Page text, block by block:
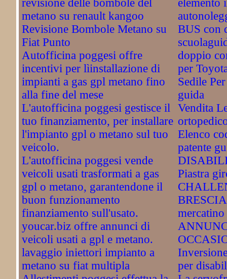
revisione delle bombole del
metano su renault kangoo
Revisione Bombole Metano su
Fiat Punto
Autofficina poggesi offre
incentivi per lìinstallazione di
impianti a gas gpl metano fino
alla fine del mese
L'autofficina poggesi gestisce il
tuo finanziamento, per installare
l'impianto gpl o metano sul tuo
veicolo.
L'autofficina poggesi vende
veicoli usati trasformati a gas
gpl o metano, garantendone il
buon funzionamento
finanziamento sull'usato.
youcar.biz offre annunci di
veicoli usati a gpl e metano.
lavaggio iniettori impianto a
metano su fiat multipla
elemento
BUS con
doppio
per
Sedile
guida
Vendita
Elenco
patente
Piastra
mercatino
per